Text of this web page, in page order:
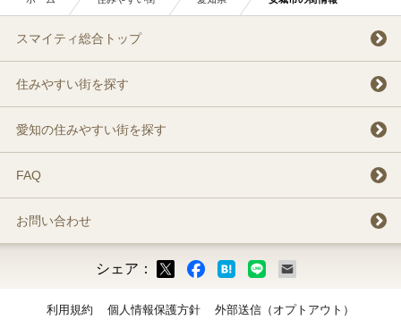
スマイティ総合トップ
住みやすい街を探す
愛知の住みやすい街を探す
FAQ
お問い合わせ
シェア：
利用規約 個人情報保護方針
外部送信（オプトアウト）